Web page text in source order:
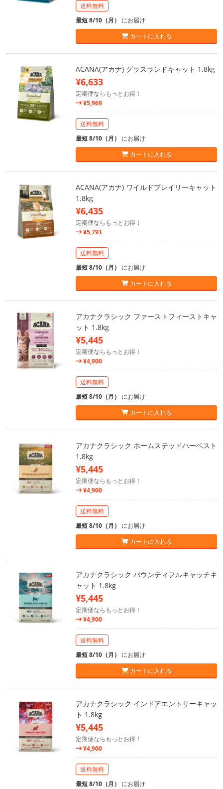
送料無料
最短 8/10（月） にお届け
カートに入れる
ACANA(アカナ) グラスランドキャット 1.8kg
¥6,633
定期便ならもっとお得！
¥5,969
送料無料
最短 8/10（月） にお届け
カートに入れる
ACANA(アカナ) ワイルドプレイリーキャット
1.8kg
¥6,435
定期便ならもっとお得！
¥5,791
送料無料
最短 8/10（月） にお届け
カートに入れる
アカナクラシック ファーストフィーストキャ
ット 1.8kg
¥5,445
定期便ならもっとお得！
¥4,900
送料無料
最短 8/10（月） にお届け
カートに入れる
アカナクラシック ホームステッドハーベスト
1.8kg
¥5,445
定期便ならもっとお得！
¥4,900
送料無料
最短 8/10（月） にお届け
カートに入れる
アカナクラシック バウンティフルキャッチキ
ャット 1.8kg
¥5,445
定期便ならもっとお得！
¥4,900
送料無料
最短 8/10（月） にお届け
カートに入れる
アカナクラシック インドアエントリーキャッ
ト 1.8kg
¥5,445
定期便ならもっとお得！
¥4,900
送料無料
最短 8/10（月） にお届け